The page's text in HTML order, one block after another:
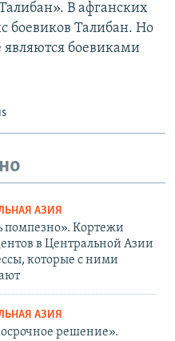
В афганских
боевиков Талибан. Но
являются боевиками
АЗИЯ
помпезно». Кортежи
в Центральной Азии
которые с ними
АЗИЯ
решение».